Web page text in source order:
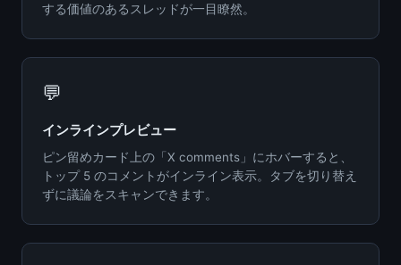
する価値のあるスレッドが一目瞭然。
💬
インラインプレビュー
ピン留めカード上の「X comments」にホバーすると、
トップ 5 のコメントがインライン表示。タブを切り替え
ずに議論をスキャンできます。